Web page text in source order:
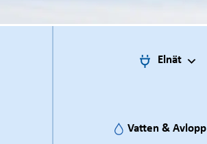
Elnät
Vatten & Avlopp